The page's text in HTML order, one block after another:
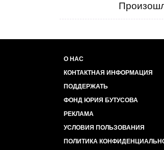
О НАС
КОНТАКТНАЯ ИНФОРМАЦИЯ
ПОДДЕРЖАТЬ
ФОНД ЮРИЯ БУТУСОВА
РЕКЛАМА
УСЛОВИЯ ПОЛЬЗОВАНИЯ
ПОЛИТИКА